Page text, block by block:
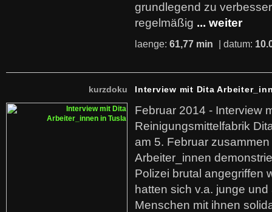
grundlegend zu
regelmäßig ... weiter
laenge: 61,77 min | datum:
kurzdoku Interview mit Dita
Februar 2014 - Interview
Reinigungsmittelfabrik
am 5. Februar
Arbeiter_innen
Polizei brutal angegriffen
hatten sich v.a. junge
Menschen mit ihnen